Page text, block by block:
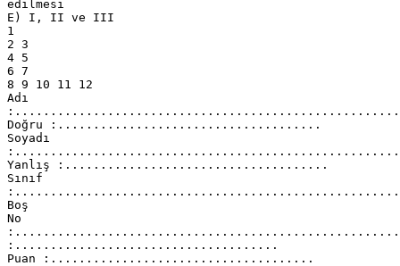
edilmesi
E) I, II ve III
1
2 3
4 5
6 7
8 9 10 11 12
Adı
Doğru :.....................................
Soyadı
Yanlış :.....................................
Sınıf
Boş
No
:.....................................
Puan :.....................................